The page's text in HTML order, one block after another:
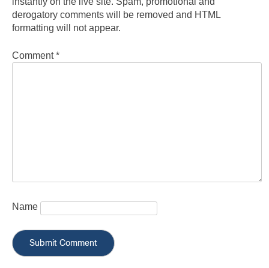
derogatory comments will be removed and HTML
formatting will not appear.
Comment*
Name